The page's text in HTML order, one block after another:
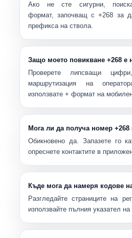
Ако не сте сигурни,
формат, започващ с+268 за
префикса на ствола.
Защо моето повикване +268 е
Проверете липсващи
маршрутизация на
използвате+ формат на
Мога ли да получа номер +268
Обикновено да. Запазете го
опреснете контактите в
Къде мога да намеря кодове
Разгледайте страниците на
използвайте пълния указател на